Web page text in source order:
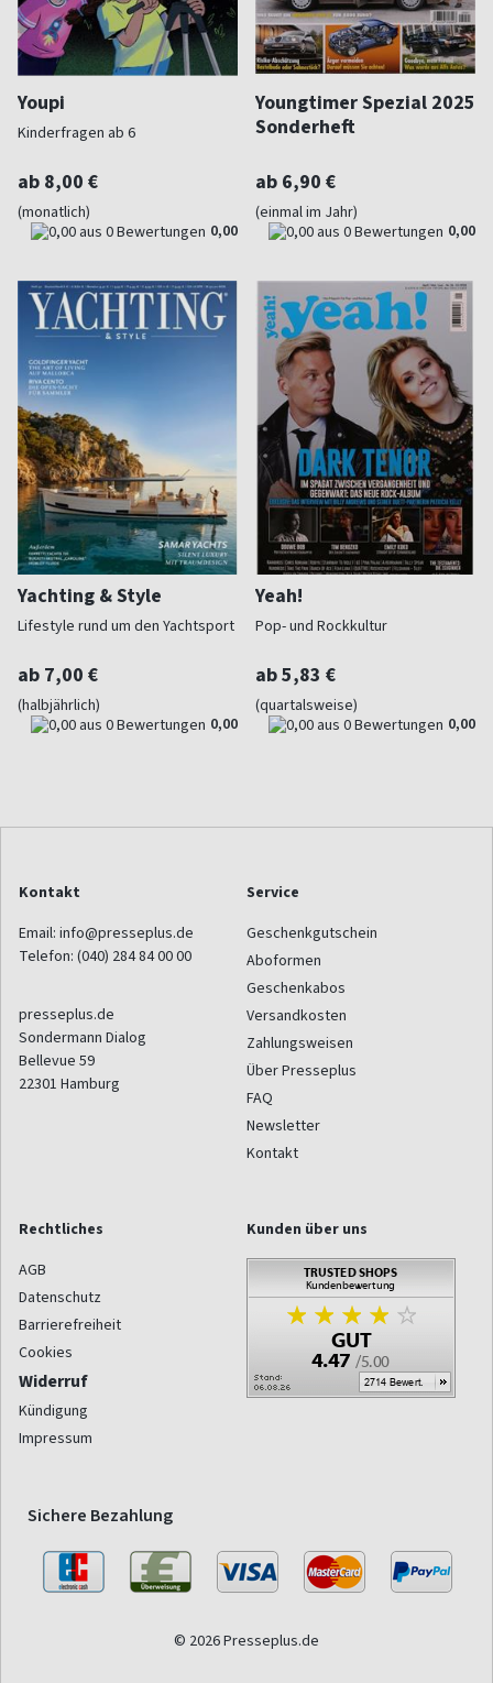
Youpi
Kinderfragen ab 6
ab 8,00 €
(monatlich)
0,00
Youngtimer Spezial 2025
Sonderheft
ab 6,90 €
(einmal im Jahr)
0,00
Yachting & Style
Lifestyle rund um den Yachtsport
ab 7,00 €
(halbjährlich)
0,00
Yeah!
Pop- und Rockkultur
ab 5,83 €
(quartalsweise)
0,00
Kontakt
Email: info@presseplus.de
Telefon: (040) 284 84 00 00
presseplus.de
Sondermann Dialog
Bellevue 59
22301 Hamburg
Service
Geschenkgutschein
Aboformen
Geschenkabos
Versandkosten
Zahlungsweisen
Über Presseplus
FAQ
Newsletter
Kontakt
Rechtliches
AGB
Datenschutz
Barrierefreiheit
Cookies
Widerruf
Kündigung
Impressum
Kunden über uns
Sichere Bezahlung
© 2026 Presseplus.de